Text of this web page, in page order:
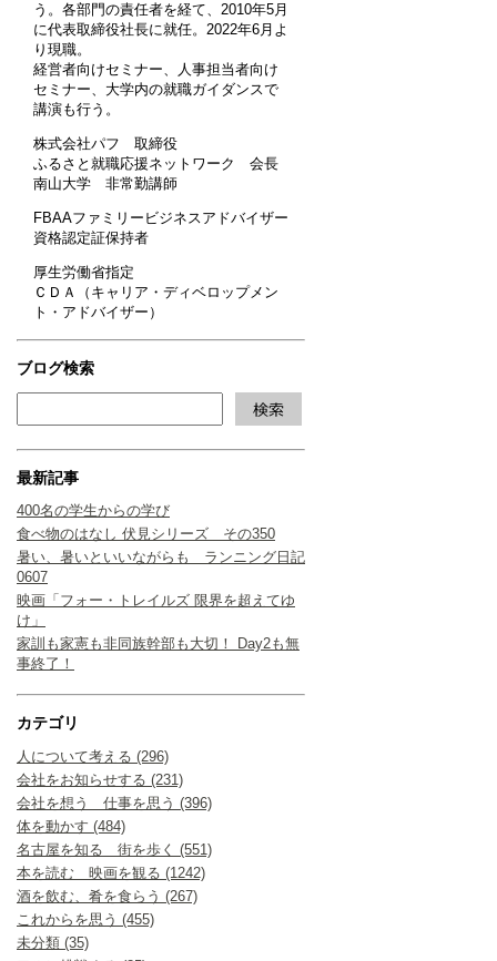
う。各部門の責任者を経て、2010年5月
に代表取締役社長に就任。2022年6月よ
り現職。
経営者向けセミナー、人事担当者向け
セミナー、大学内の就職ガイダンスで
講演も行う。
株式会社パフ 取締役
ふるさと就職応援ネットワーク 会長
南山大学 非常勤講師
FBAAファミリービジネスアドバイザー
資格認定証保持者
厚生労働省指定
ＣＤＡ（キャリア・ディベロップメン
ト・アドバイザー）
ブログ検索
最新記事
400名の学生からの学び
食べ物のはなし 伏見シリーズ その350
暑い、暑いといいながらも ランニング日記
0607
映画「フォー・トレイルズ 限界を超えてゆ
け」
家訓も家憲も非同族幹部も大切！ Day2も無
事終了！
カテゴリ
人について考える (296)
会社をお知らせする (231)
会社を想う 仕事を思う (396)
体を動かす (484)
名古屋を知る 街を歩く (551)
本を読む 映画を観る (1242)
酒を飲む、肴を食らう (267)
これからを思う (455)
未分類 (35)